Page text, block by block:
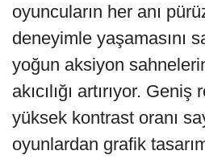
oyuncuların her anı
deneyimle yaşamasını
yoğun aksiyon
akıcılığı artırıyor.
yüksek kontrast oranı
oyunlardan grafik